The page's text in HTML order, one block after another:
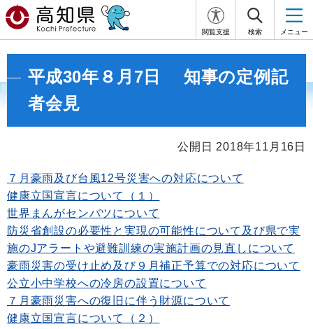
閲覧支援 検索 メニュー
平成30年８月7日 知事の定例記
者会見
公開日 2018年11月16日
７月豪雨及び台風12号災害への対応について
健康立国宣言について（１）
世界まんがセンバツについて
防災省創設の必要性と実現の可能性について及び県で実
施のJアラートや避難訓練の実施計画の見直しについて
豪雨災害の受け止め及び９月補正予算での対応について
公立小中学校への冷房の設置について
７月豪雨災害への復旧に伴う財源について
健康立国宣言について（２）